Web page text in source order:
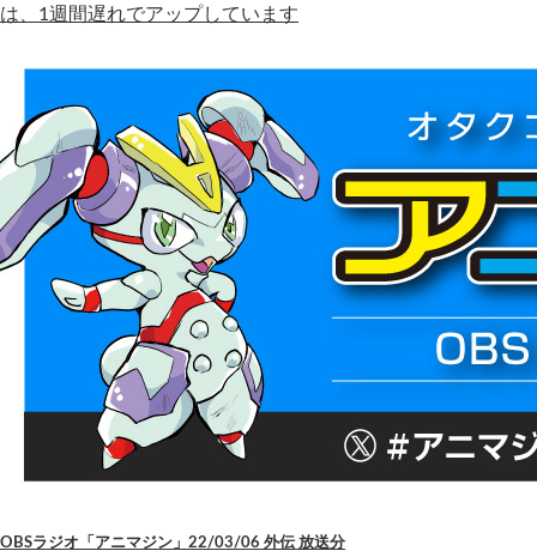
は、1週間遅れでアップしています
OBSラジオ「アニマジン」22/03/06 外伝 放送分